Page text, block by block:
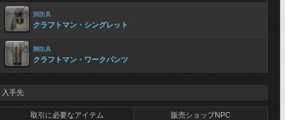
胴防具
クラフトマン・シングレット
脚防具
クラフトマン・ワークパンツ
入手先
取引に必要なアイテム 販売ショップNPC